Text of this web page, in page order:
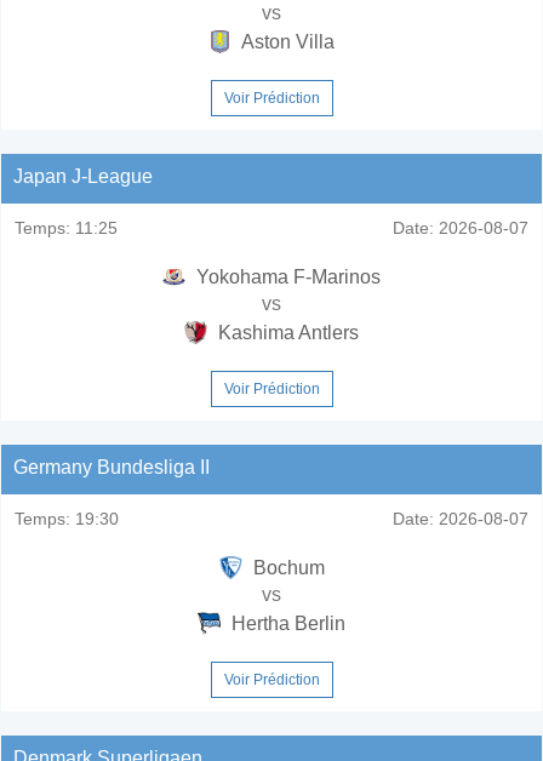
vs
Aston Villa
Voir Prédiction
Japan J-League
Temps: 11:25 Date: 2026-08-07
Yokohama F-Marinos
vs
Kashima Antlers
Voir Prédiction
Germany Bundesliga II
Temps: 19:30 Date: 2026-08-07
Bochum
vs
Hertha Berlin
Voir Prédiction